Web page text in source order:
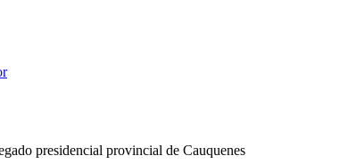
presidencial provincial de Cauquenes